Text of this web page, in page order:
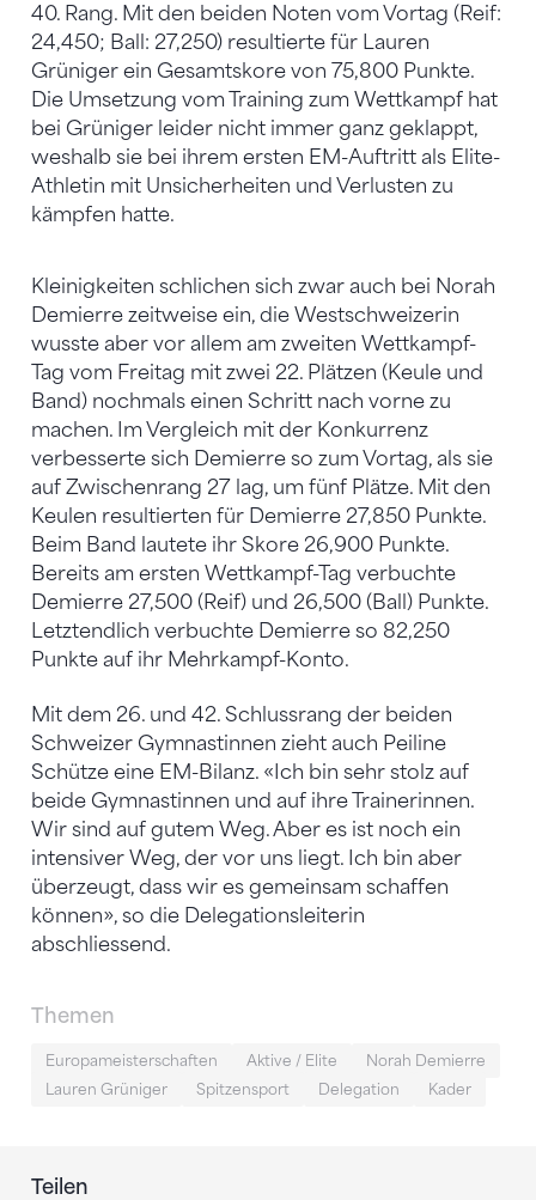
40. Rang. Mit den beiden Noten vom Vortag (Reif:
24,450; Ball: 27,250) resultierte für Lauren
Grüniger ein Gesamtskore von 75,800 Punkte.
Die Umsetzung vom Training zum Wettkampf hat
bei Grüniger leider nicht immer ganz geklappt,
weshalb sie bei ihrem ersten EM-Auftritt als Elite-
Athletin mit Unsicherheiten und Verlusten zu
kämpfen hatte.
Kleinigkeiten schlichen sich zwar auch bei Norah
Demierre zeitweise ein, die Westschweizerin
wusste aber vor allem am zweiten Wettkampf-
Tag vom Freitag mit zwei 22. Plätzen (Keule und
Band) nochmals einen Schritt nach vorne zu
machen. Im Vergleich mit der Konkurrenz
verbesserte sich Demierre so zum Vortag, als sie
auf Zwischenrang 27 lag, um fünf Plätze. Mit den
Keulen resultierten für Demierre 27,850 Punkte.
Beim Band lautete ihr Skore 26,900 Punkte.
Bereits am ersten Wettkampf-Tag verbuchte
Demierre 27,500 (Reif) und 26,500 (Ball) Punkte.
Letztendlich verbuchte Demierre so 82,250
Punkte auf ihr Mehrkampf-Konto.
Mit dem 26. und 42. Schlussrang der beiden
Schweizer Gymnastinnen zieht auch Peiline
Schütze eine EM-Bilanz. «Ich bin sehr stolz auf
beide Gymnastinnen und auf ihre Trainerinnen.
Wir sind auf gutem Weg. Aber es ist noch ein
intensiver Weg, der vor uns liegt. Ich bin aber
überzeugt, dass wir es gemeinsam schaffen
können», so die Delegationsleiterin
abschliessend.
Themen
Europameisterschaften Aktive / Elite
Norah Demierre
Lauren Grüniger
Spitzensport Delegation Kader
Teilen